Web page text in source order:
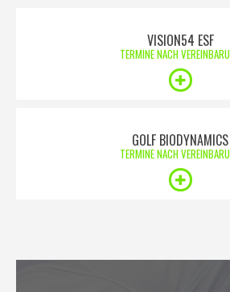
VISION54 ESF
TERMINE NACH
GOLF BIODYNAMICS
TERMINE NACH